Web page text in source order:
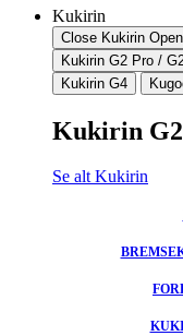
Kukirin
Close Kukirin
Kukirin G2 Pro /
Kukirin G4
Kukirin
Se alt Kukirin